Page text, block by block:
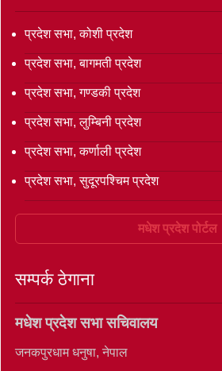
प्रदेश सभा, कोशी प्रदेश
प्रदेश सभा, बागमती प्रदेश
प्रदेश सभा, गण्डकी प्रदेश
प्रदेश सभा, लुम्बिनी प्रदेश
प्रदेश सभा, कर्णाली प्रदेश
प्रदेश सभा, सुदूरपश्चिम प्रदेश
मधेश प्रदेश पोर्टल
सम्पर्क ठेगाना
मधेश प्रदेश सभा सचिवालय
जनकपुरधाम धनुषा, नेपाल